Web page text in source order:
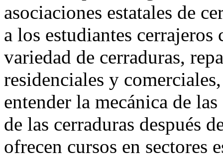
asociaciones estatales de
a los estudiantes
variedad de cerraduras,
residenciales y
entender la mecánica de
de las cerraduras después
ofrecen cursos en sectores